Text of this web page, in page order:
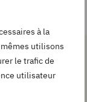
à la
utilisons
le trafic de
utilisateur
la